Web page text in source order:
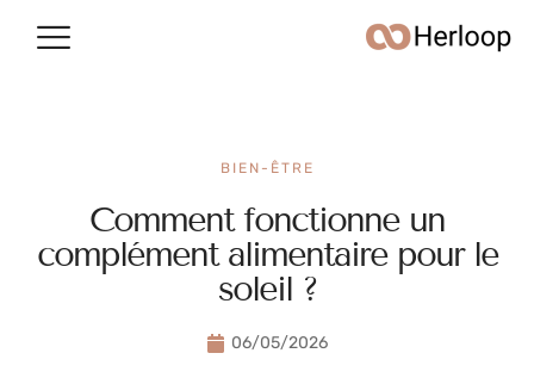
BIEN-ÊTRE
Comment fonctionne un
complément alimentaire pour le
soleil ?
06/05/2026